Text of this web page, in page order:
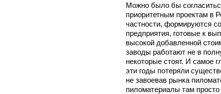
Можно было бы
приоритетным проектам в
частности, формируются
предприятия, готовые к
высокой добавленной
заводы работают не в
некоторые стоят. И самое
эти годы потеряли
не завоевав рынка
пиломатериалы там